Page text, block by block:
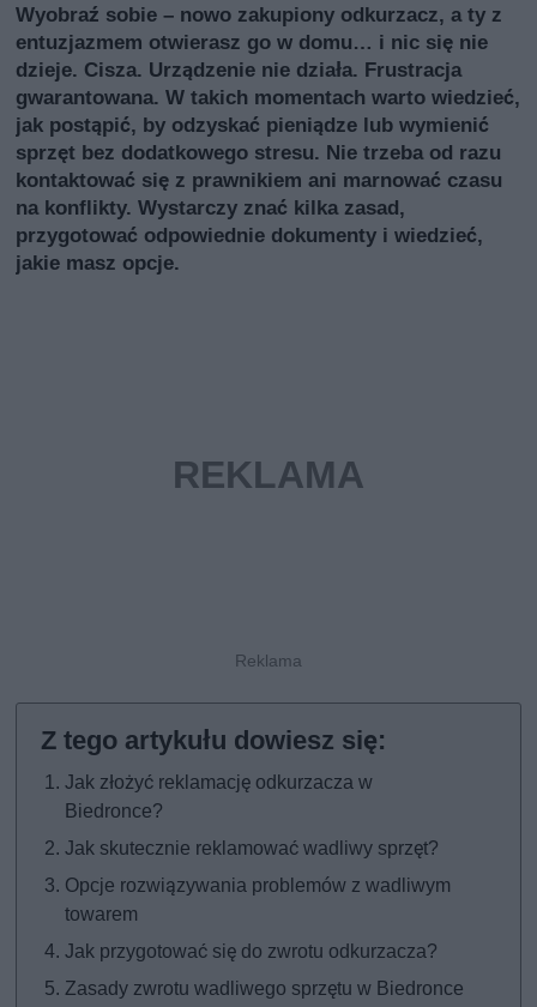
Wyobraź sobie – nowo zakupiony odkurzacz, a ty z
entuzjazmem otwierasz go w domu… i nic się nie
dzieje. Cisza. Urządzenie nie działa. Frustracja
gwarantowana. W takich momentach warto wiedzieć,
jak postąpić, by odzyskać pieniądze lub wymienić
sprzęt bez dodatkowego stresu. Nie trzeba od razu
kontaktować się z prawnikiem ani marnować czasu
na konflikty. Wystarczy znać kilka zasad,
przygotować odpowiednie dokumenty i wiedzieć,
jakie masz opcje.
Jak złożyć reklamację odkurzacza w
Biedronce?
Jak skutecznie reklamować wadliwy sprzęt?
Opcje rozwiązywania problemów z wadliwym
towarem
Jak przygotować się do zwrotu odkurzacza?
Zasady zwrotu wadliwego sprzętu w Biedronce